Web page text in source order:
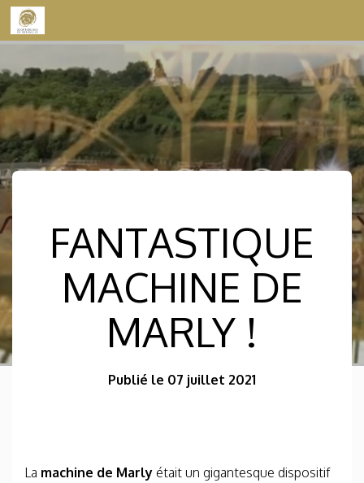
Skip to content
FANTASTIQUE
MACHINE DE
MARLY !
Publié le 07 juillet 2021
La machine de Marly était un gigantesque dispositif